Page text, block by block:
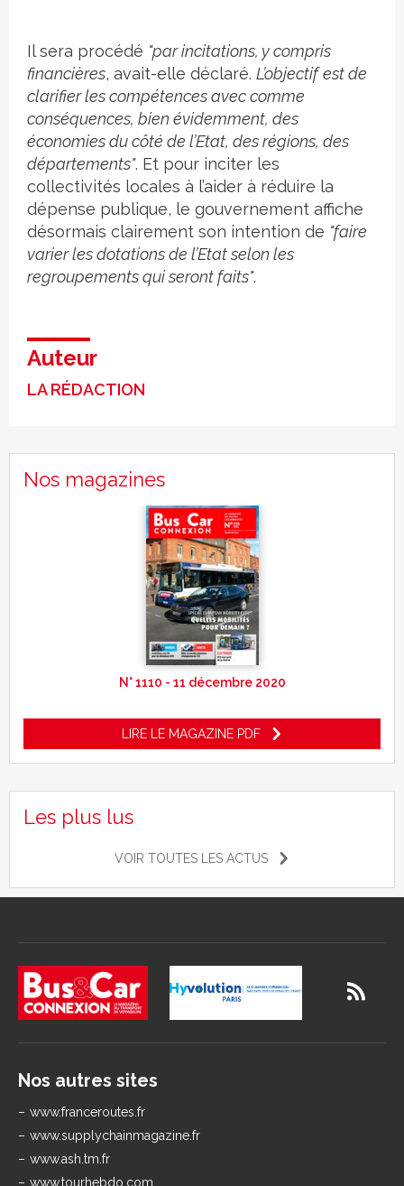
Il sera procédé "par incitations, y compris
financières, avait-elle déclaré. L’objectif est de
clarifier les compétences avec comme
conséquences, bien évidemment, des
économies du côté de l’Etat, des régions, des
départements". Et pour inciter les
collectivités locales à l’aider à réduire la
dépense publique, le gouvernement affiche
désormais clairement son intention de "faire
varier les dotations de l’Etat selon les
regroupements qui seront faits".
Auteur
LA RÉDACTION
Nos magazines
N° 1110 - 11 décembre 2020
LIRE LE MAGAZINE PDF
Les plus lus
VOIR TOUTES LES ACTUS
Nos autres sites
www.franceroutes.fr
www.supplychainmagazine.fr
www.ash.tm.fr
www.tourhebdo.com